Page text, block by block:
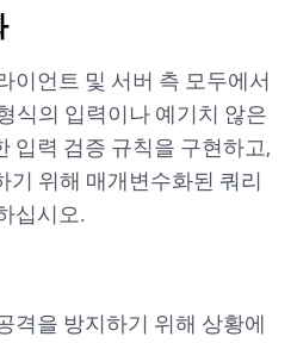
이언트 및 서버 측 모두에서
식의 입력이나 예기치 않은
입력 검증 규칙을 구현하고,
기 위해 매개변수화된 쿼리
십시오.
격을 방지하기 위해 상황에